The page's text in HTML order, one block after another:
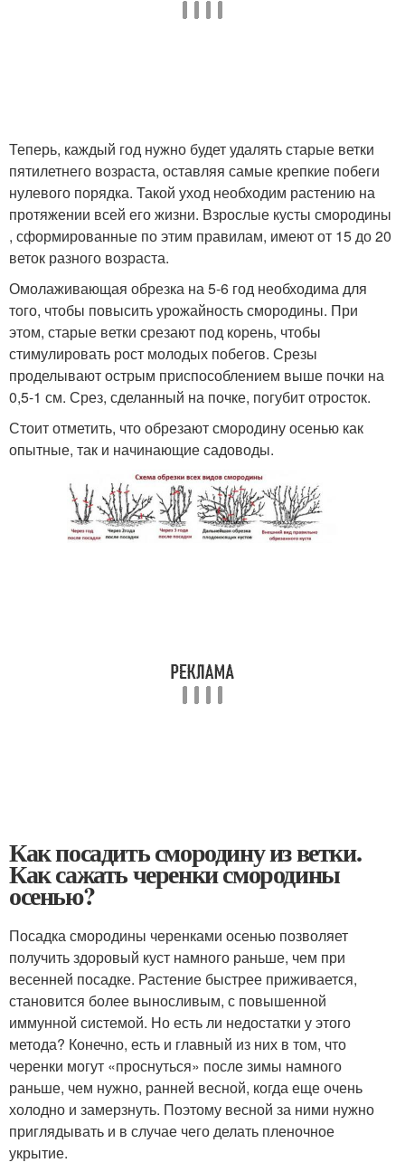
Теперь, каждый год нужно будет удалять старые ветки
пятилетнего возраста, оставляя самые крепкие побеги
нулевого порядка. Такой уход необходим растению на
протяжении всей его жизни. Взрослые кусты смородины
, сформированные по этим правилам, имеют от 15 до 20
веток разного возраста.
Омолаживающая обрезка на 5-6 год необходима для
того, чтобы повысить урожайность смородины. При
этом, старые ветки срезают под корень, чтобы
стимулировать рост молодых побегов. Срезы
проделывают острым приспособлением выше почки на
0,5-1 см. Срез, сделанный на почке, погубит отросток.
Стоит отметить, что обрезают смородину осенью как
опытные, так и начинающие садоводы.
Как посадить смородину из ветки.
Как сажать черенки смородины
осенью?
Посадка смородины черенками осенью позволяет
получить здоровый куст намного раньше, чем при
весенней посадке. Растение быстрее приживается,
становится более выносливым, с повышенной
иммунной системой. Но есть ли недостатки у этого
метода? Конечно, есть и главный из них в том, что
черенки могут «проснуться» после зимы намного
раньше, чем нужно, ранней весной, когда еще очень
холодно и замерзнуть. Поэтому весной за ними нужно
приглядывать и в случае чего делать пленочное
укрытие.